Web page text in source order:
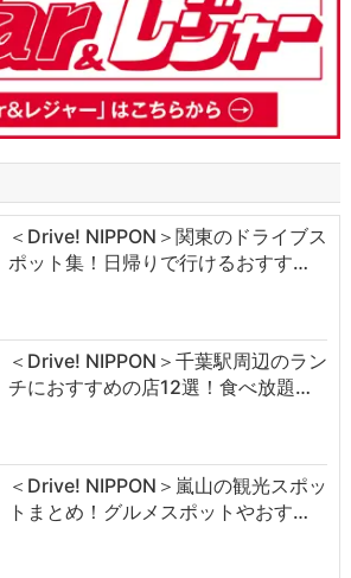
＜Drive! NIPPON＞関東のドライブス
ポット集！日帰りで行けるおすす…
＜Drive! NIPPON＞千葉駅周辺のラン
チにおすすめの店12選！食べ放題…
＜Drive! NIPPON＞嵐山の観光スポッ
トまとめ！グルメスポットやおす…